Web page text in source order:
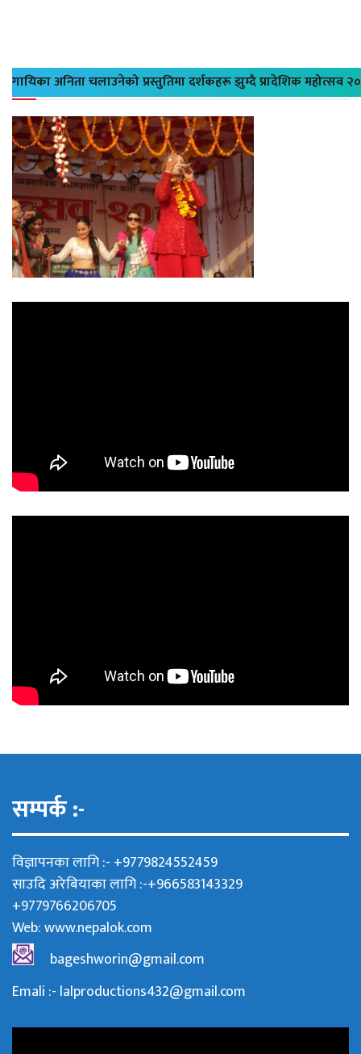
गायिका अनिता चलाउनेको प्रस्तुतिमा दर्शकहरू झुम्दै प्रादेशिक महोत्सव
सम्पर्क :-
विज्ञापनका लागि :- +9779824552459
साउदि अरेबियाका लागि :-+966583143329
+9779766206705
Web:www.nepalok.com
bageshworin@gmail.com
Emali :- lalproductions432@gmail.com